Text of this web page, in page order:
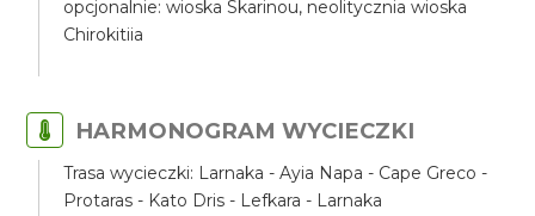
opcjonalnie: wioska Skarinou, neolitycznia wioska
Chirokitiia
HARMONOGRAM WYCIECZKI
Trasa wycieczki: Larnaka - Ayia Napa - Cape Greco -
Protaras - Kato Dris - Lefkara - Larnaka